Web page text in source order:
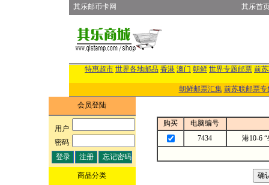
其乐邮币卡网 其乐首
特惠超市 世界各地邮品 香港 澳门 朝鲜 世界专题邮票 前
朝鲜邮票汇集 前苏联邮票专
会员登陆
用户:
密码:
商品分类
购买
电脑编号
7434
港10-6